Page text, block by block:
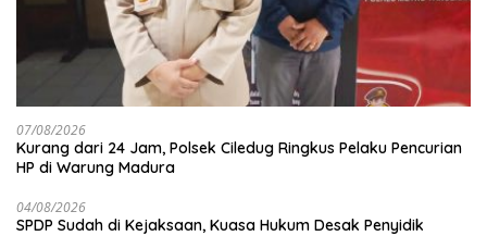
07/08/2026
Kurang dari 24 Jam, Polsek Ciledug Ringkus Pelaku Pencurian
HP di Warung Madura
04/08/2026
SPDP Sudah di Kejaksaan, Kuasa Hukum Desak Penyidik